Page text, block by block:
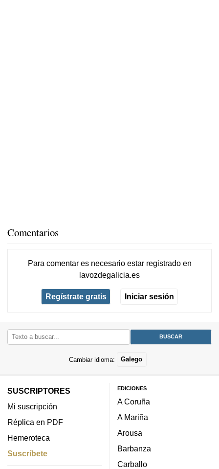
Comentarios
Para comentar es necesario estar registradoen
lavozdegalicia.es
Regístrate gratis Iniciar sesión
Cambiar idioma: Galego
SUSCRIPTORES
Mi suscripción
Réplica en PDF
Hemeroteca
Suscríbete
EDICIONES
A Coruña
A Mariña
Arousa
Barbanza
Carballo